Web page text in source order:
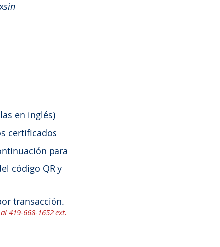
sin
en inglés)
certificados
para
código QR y
transacción.
419-668-1652 ext.